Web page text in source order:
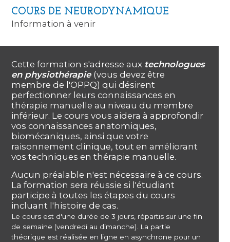
Cette formation s'adresse aux technologues
en physiothérapie (vous devez être
membre de l'OPPQ) qui désirent
perfectionner leurs connaissances en
thérapie manuelle au niveau du membre
inférieur. Le cours vous aidera à approfondir
vos connaissances anatomiques,
biomécaniques, ainsi que votre
raisonnement clinique, tout en améliorant
vos techniques en thérapie manuelle.
Aucun préalable n'est nécessaire à ce cours.
La formation sera réussie si l'étudiant
participe à toutes les étapes du cours
incluant l'histoire de cas.
Le cours est d'une durée de 3 jours, répartis sur une fin
de semaine (vendredi au dimanche). La partie
théorique est réalisée en ligne en asynchrone pour un
COURS DE NEURODYNAMIQUE
Information à venir